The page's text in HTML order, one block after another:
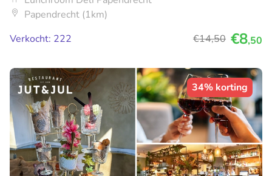
Papendrecht (1km)
Verkocht: 222
€14,50 €8,50
34% korting